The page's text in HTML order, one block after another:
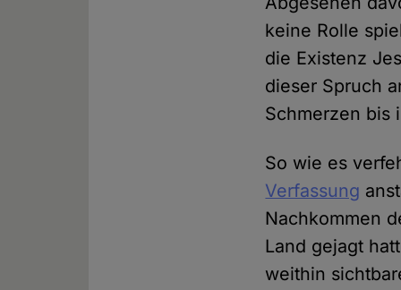
keine Rolle
die Existenz
dieser Spruch
Schmerzen bis
So wie es
Verfassung
Nachkommen
Land gejagt
weithin